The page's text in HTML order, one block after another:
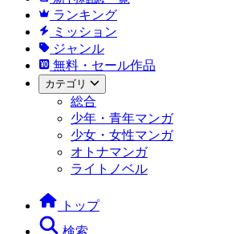
ランキング
ミッション
ジャンル
無料・セール作品
カテゴリ
総合
少年・青年マンガ
少女・女性マンガ
オトナマンガ
ライトノベル
トップ
検索